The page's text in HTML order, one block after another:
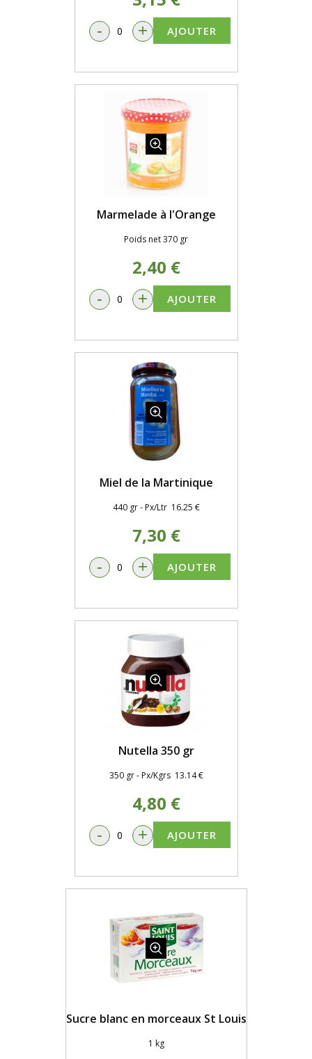
- + AJOUTER
Marmelade à l'Orange
Poids net 370 gr
2,40 €
- + AJOUTER
Miel de la Martinique
440 gr - Px/Ltr 16.25 €
7,30 €
- + AJOUTER
Nutella 350 gr
350 gr - Px/Kgrs 13.14 €
4,80 €
- + AJOUTER
Sucre blanc en morceaux St Louis
1 kg